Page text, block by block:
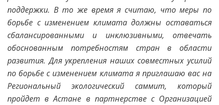
поддержки. В то же время я считаю, что меры по
борьбе с изменением климата должны оставаться
сбалансированными и инклюзивными, отвечать
обоснованным потребностям стран в области
развития. Для укрепления наших совместных усилий
по борьбе с изменением климата я приглашаю вас на
Региональный экологический саммит, который
пройдет в Астане в партнерстве с Организацией